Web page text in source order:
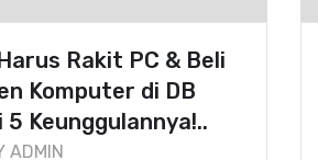
Rakit PC & Beli
Komputer di DB
5 Keunggulannya!..
ADMIN